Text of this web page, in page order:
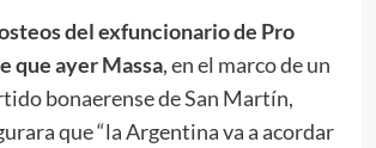
del exfuncionario de Pro
que ayer Massa, en el marco de un
bonaerense de San Martín,
que “la Argentina va a acordar